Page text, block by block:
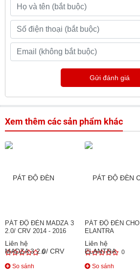
Gửi đánh giá
Xem thêm các sản phẩm khác
PÁT ĐỘ ĐÈN MADZA 3
2.0/ CRV 2014 - 2016
Liên hệ
0
So sánh
PÁT ĐỘ ĐÈN CHO
ELANTRA
Liên hệ
0
So sánh